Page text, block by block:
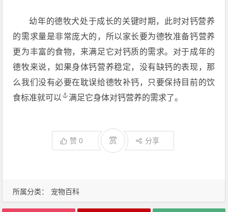
所属分类： 宠物百科
幼年的德牧犬处于成长的关键时期，此时对钙营养
的需求量是非常庞大的，所以家长要为德牧准备钙营养
更为丰富的食物，来满足它对钙质的需求。对于成年的
德牧来说，如果身体钙营养稳定，没有缺钙的表现，那
么我们没有必要在耽误给德牧补钙，只要保持目前的饮
食标准就可以 满足它身体对钙营养的需求了。
赞0 赏 分享